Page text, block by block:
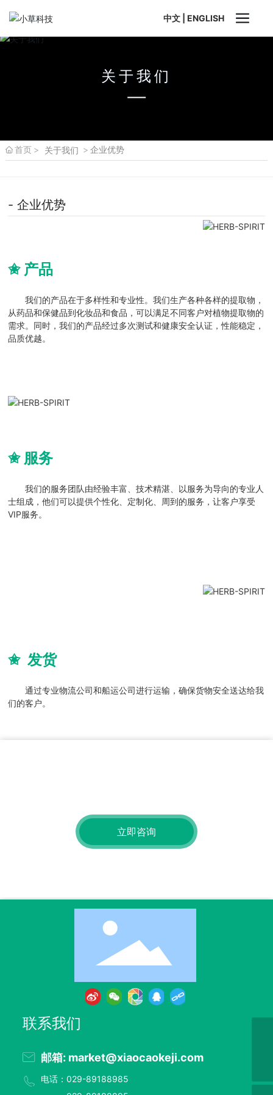
中文 ENGLISH
关于我们
首页 关于我们 企业优势
- 企业优势
✬ 产品
我们的产品在于多样性和专业性。我们生产各种各样的提取物，
从药品和保健品到化妆品和食品，可以满足不同客户对植物提取物的
需求。同时，我们的产品经过多次测试和健康安全认证，性能稳定，
品质优越。
✬ 服务
我们的服务团队由经验丰富、技术精湛、以服务为导向的专业人
士组成，他们可以提供个性化、定制化、周到的服务，让客户享受
VIP服务。
✬ 发货
通过专业物流公司和船运公司进行运输，确保货物安全送达给我
们的客户。
立即咨询
联系我们
邮箱: market@xiaocaokeji.com
电话：029-89188985
market@xiaocaokeji.com